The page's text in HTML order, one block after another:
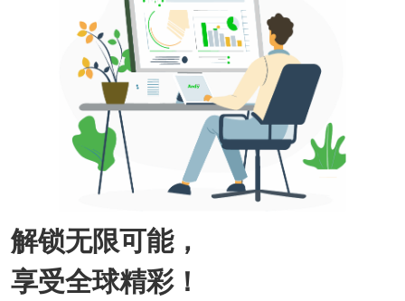
解锁无限可能，
享受全球精彩！